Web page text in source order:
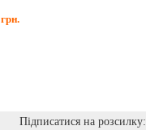
грн.
Підписатися на розсилку: